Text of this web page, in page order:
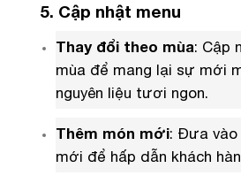
5. Cập nhật menu
Thay đổi theo mùa: Cập
mùa để mang lại sự mới
nguyên liệu tươi ngon.
Thêm món mới: Đưa vào
mới để hấp dẫn khách